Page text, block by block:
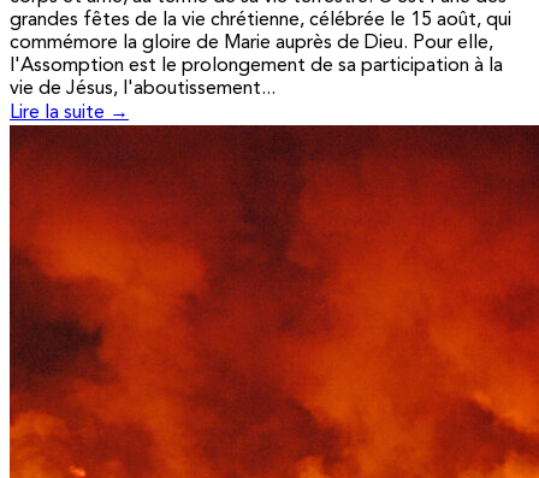
grandes fêtes de la vie chrétienne, célébrée le 15 août, qui
commémore la gloire de Marie auprès de Dieu. Pour elle,
l'Assomption est le prolongement de sa participation à la
vie de Jésus, l'aboutissement...
Lire la suite →